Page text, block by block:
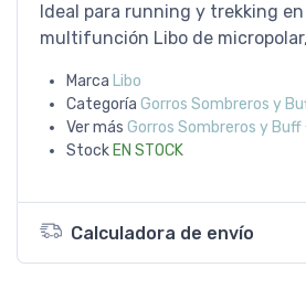
Ideal para running y trekking
multifunción Libo de
Marca Libo
Categoría Gorros Sombreros y
Ver más Gorros Sombreros y Buff
StockEN STOCK
Calculadora de envío